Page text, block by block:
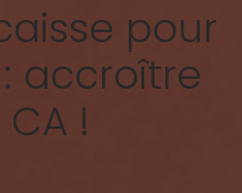
pour
accroître
!